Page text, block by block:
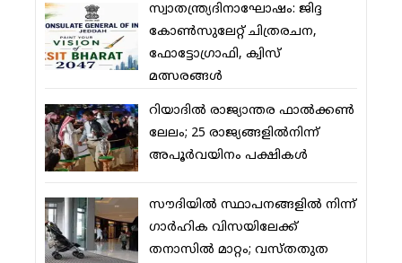
സ്വാതന്ത്ര്യദിനാഘോഷം: ജിദ്ദ
കോണ്‍സുലേറ്റ് ചിത്രരചന,
ഫോട്ടോഗ്രാഫി, ക്വിസ്
മത്സരങ്ങള്‍
റിയാദില്‍ രാജ്യാന്തര ഫാല്‍ക്കണ്‍
ലേലം; 25 രാജ്യങ്ങളില്‍നിന്ന്
അപൂര്‍വയിനം പക്ഷികള്‍
സൗദിയില്‍ സ്ഥാപനങ്ങളില്‍ നിന്ന്
ഗാര്‍ഹിക വിസയിലേക്ക്
തനാസില്‍ മാറ്റം; വസ്തതുത